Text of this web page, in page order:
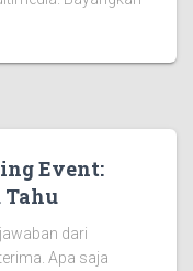
Event:
Tahu
dari
Apa saja